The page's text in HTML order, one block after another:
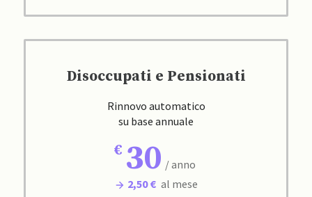
Disoccupati e Pensionati
Rinnovo automatico
su base annuale
30 / anno
2,50 € al mese